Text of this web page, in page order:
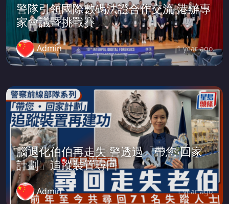
警隊引領國際數碼法證合作交流 港辦專
家會議暨挑戰賽
Admin 1 year ago
腦退化伯伯再走失 警透過「帶您‧回家
計劃」追蹤裝置尋回
Admin 1 year ago